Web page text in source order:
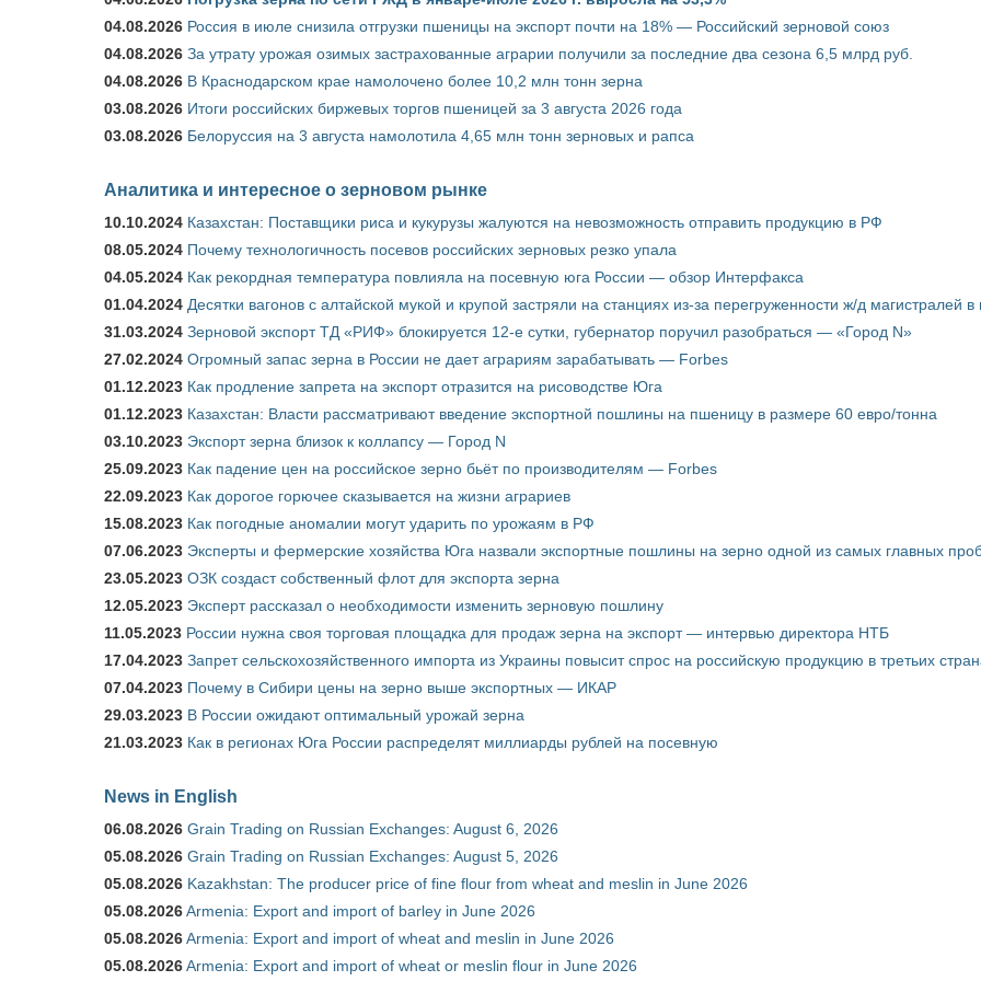
04.08.2026 Россия в июле снизила отгрузки пшеницы на экспорт почти на 18% — Российский зерновой союз
04.08.2026 За утрату урожая озимых застрахованные аграрии получили за последние два сезона 6,5 млрд руб.
04.08.2026 В Краснодарском крае намолочено более 10,2 млн тонн зерна
03.08.2026 Итоги российских биржевых торгов пшеницей за 3 августа 2026 года
03.08.2026 Белоруссия на 3 августа намолотила 4,65 млн тонн зерновых и рапса
Аналитика и интересное о зерновом рынке
10.10.2024 Казахстан: Поставщики риса и кукурузы жалуются на невозможность отправить продукцию в РФ
08.05.2024 Почему технологичность посевов российских зерновых резко упала
04.05.2024 Как рекордная температура повлияла на посевную юга России — обзор Интерфакса
01.04.2024 Десятки вагонов с алтайской мукой и крупой застряли на станциях из-за перегруженности ж/д магистралей в
31.03.2024 Зерновой экспорт ТД «РИФ» блокируется 12-е сутки, губернатор поручил разобраться — «Город N»
27.02.2024 Огромный запас зерна в России не дает аграриям зарабатывать — Forbes
01.12.2023 Как продление запрета на экспорт отразится на рисоводстве Юга
01.12.2023 Казахстан: Власти рассматривают введение экспортной пошлины на пшеницу в размере 60 евро/тонна
03.10.2023 Экспорт зерна близок к коллапсу — Город N
25.09.2023 Как падение цен на российское зерно бьёт по производителям — Forbes
22.09.2023 Как дорогое горючее сказывается на жизни аграриев
15.08.2023 Как погодные аномалии могут ударить по урожаям в РФ
07.06.2023 Эксперты и фермерские хозяйства Юга назвали экспортные пошлины на зерно одной из самых главных
23.05.2023 ОЗК создаст собственный флот для экспорта зерна
12.05.2023 Эксперт рассказал о необходимости изменить зерновую пошлину
11.05.2023 России нужна своя торговая площадка для продаж зерна на экспорт — интервью директора НТБ
17.04.2023 Запрет сельскохозяйственного импорта из Украины повысит спрос на российскую продукцию в третьих
07.04.2023 Почему в Сибири цены на зерно выше экспортных — ИКАР
29.03.2023 В России ожидают оптимальный урожай зерна
21.03.2023 Как в регионах Юга России распределят миллиарды рублей на посевную
News in English
06.08.2026 Grain Trading on Russian Exchanges: August 6, 2026
05.08.2026 Grain Trading on Russian Exchanges: August 5, 2026
05.08.2026 Kazakhstan: The producer price of fine flour from wheat and meslin in June 2026
05.08.2026Armenia: Export and import of barley in June 2026
05.08.2026Armenia: Export and import of wheat and meslin in June 2026
05.08.2026Armenia: Export and import of wheat or meslin flour in June 2026